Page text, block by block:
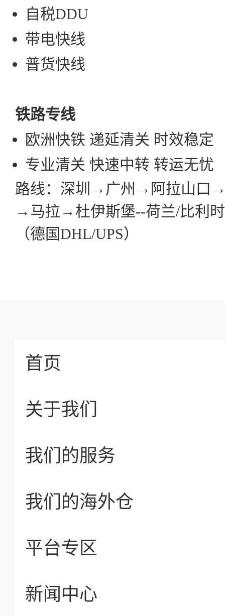
自税DDU
带电快线
普货快线
铁路专线
欧洲快铁 递延清关 时效稳定
专业清关 快速中转 转运无忧
路线：深圳→广州→阿拉山口
→马拉→杜伊斯堡--荷兰/比利
（德国DHL/UPS）
首页
关于我们
我们的服务
我们的海外仓
平台专区
新闻中心